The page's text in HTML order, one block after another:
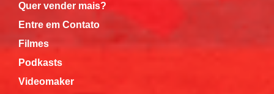
Quer vender mais?
Entre em Contato
Filmes
Podkasts
Videomaker